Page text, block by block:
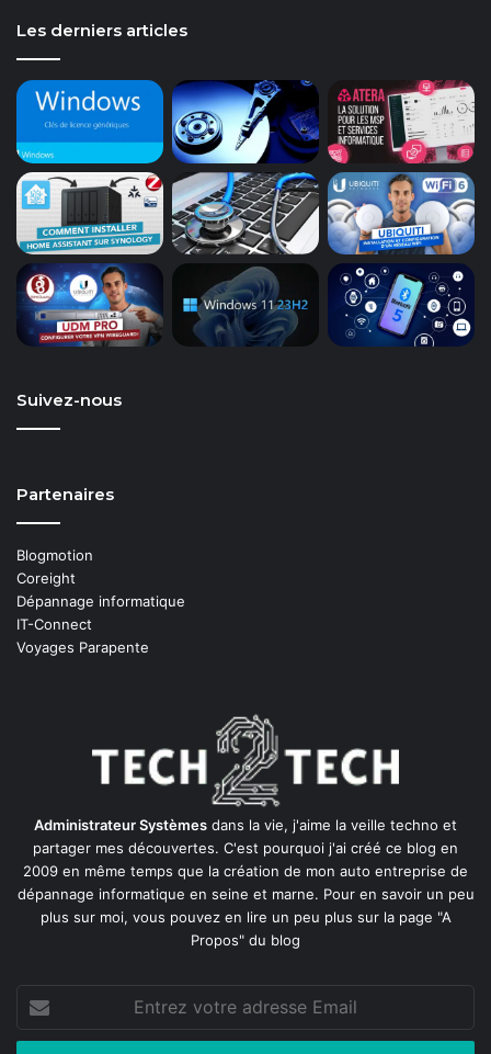
Les derniers articles
Suivez-nous
Partenaires
Blogmotion
Coreight
Dépannage informatique
IT-Connect
Voyages Parapente
Administrateur Systèmes dans la vie, j'aime la veille techno et
partager mes découvertes. C'est pourquoi j'ai créé ce blog en
2009 en même temps que la création de mon auto entreprise de
dépannage informatique en seine et marne. Pour en savoir un peu
plus sur moi, vous pouvez en lire un peu plus sur la page "A
Propos" du blog
votre
adresse